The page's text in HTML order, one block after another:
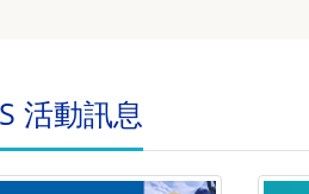
活動訊息